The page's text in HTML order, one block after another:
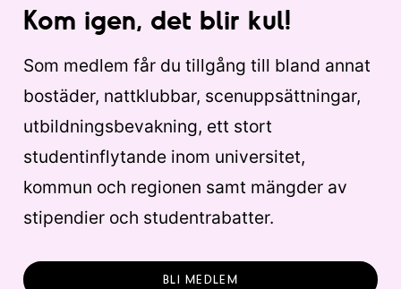
Kom igen, det blir kul!
Som medlem får du tillgång till bland annat
bostäder, nattklubbar, scenuppsättningar,
utbildningsbevakning, ett stort
studentinflytande inom universitet,
kommun och regionen samt mängder av
stipendier och studentrabatter.
BLI MEDLEM